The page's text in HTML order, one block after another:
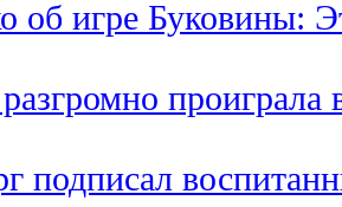
игре Буковины:
подписал